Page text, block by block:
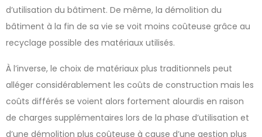
d’utilisation du bâtiment. De même, la démolition du
bâtiment à la fin de sa vie se voit moins coûteuse grâce au
recyclage possible des matériaux utilisés.
À l’inverse, le choix de matériaux plus traditionnels peut
alléger considérablement les coûts de construction mais les
coûts différés se voient alors fortement alourdis en raison
de charges supplémentaires lors de la phase d’utilisation et
d’une démolition plus coûteuse à cause d’une gestion plus